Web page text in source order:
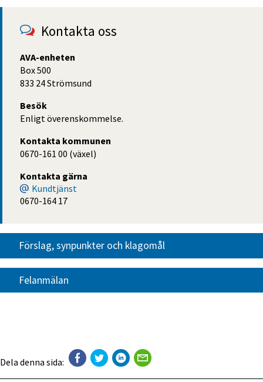
Kontakta oss
AVA-enheten
Box 500
833 24 Strömsund
Besök
Enligt överenskommelse.
Kontakta kommunen
0670-161 00 (växel)
Kontakta gärna
Kundtjänst
0670-164 17
Förslag, synpunkter och klagomål
Felanmälan
Dela denna sida: